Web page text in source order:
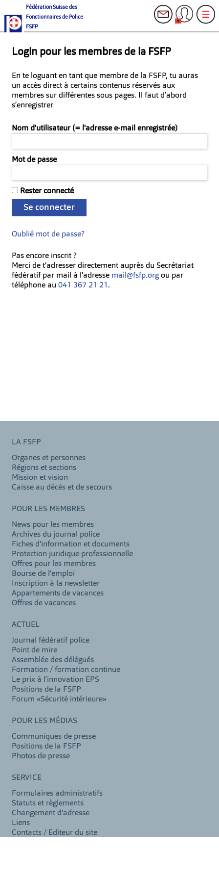
Fédération Suisse des
Fonctionnaires de Police
FSFP
Login pour les membres de la FSFP
En te loguant en tant que membre de la FSFP, tu auras
un accès direct à certains contenus réservés aux
membres sur différentes sous pages. Il faut d’abord
s’enregistrer
Nom d'utilisateur (= l'adresse e-mail enregistrée)
Mot de passe
Rester connecté
Se connecter
Oublié mot de passe?
Pas encore inscrit ?
Merci de t'adresser directement auprès du Secrétariat
fédératif par mail à l'adresse mail@fsfp.orgou par
téléphone au 041 367 21 21 .
LA FSFP
Organes et personnes
Régions et sections
Mission et vision
Caisse au décès et de secours
POUR LES MEMBRES
News pour les membres
Archives du journal police
Fiches d'information et documents
Protection juridique professionnelle
Offres pour les membres
Bourse de l'emploi
Inscription à la newsletter
Appartements de vacances
Offres de vacances
ACTUEL
Journal fédératif police
Point de mire
Assemblée des délégués
Formation / formation continue
Le prix à l’innovation EPS
Positions de la FSFP
Forum «Sécurité intérieure»
POUR LES MÉDIAS
Communiques de presse
Positions de la FSFP
Photos de presse
SERVICE
Formulaires administratifs
Statuts et règlements
Changement d'adresse
Liens
Contacts / Editeur du site